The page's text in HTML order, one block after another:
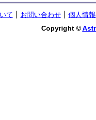
て お問い合わせ
個人情
Copyright ©